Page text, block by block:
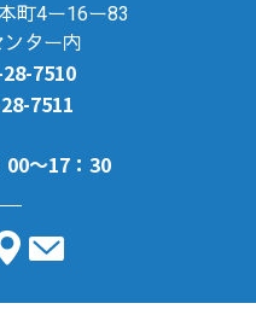
町4ー16ー83
ター内
7510
7511
～17：30